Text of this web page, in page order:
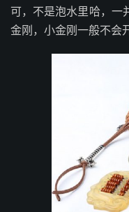
可，不是泡水里哈，一
金刚，小金刚一般不会